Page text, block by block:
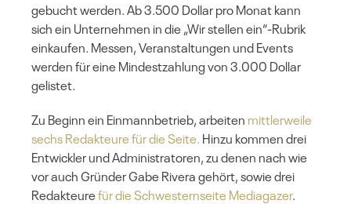
gebucht werden. Ab 3.500 Dollar pro Monat kann
sich ein Unternehmen in die „Wir stellen ein“-Rubrik
einkaufen. Messen, Veranstaltungen und Events
werden für eine Mindestzahlung von 3.000 Dollar
gelistet.
Zu Beginn ein Einmannbetrieb, arbeiten mittlerweile
sechs Redakteure für die Seite. Hinzu kommen drei
Entwickler und Administratoren, zu denen nach wie
vor auch Gründer Gabe Rivera gehört, sowie drei
Redakteurefür die Schwesternseite Mediagazer.